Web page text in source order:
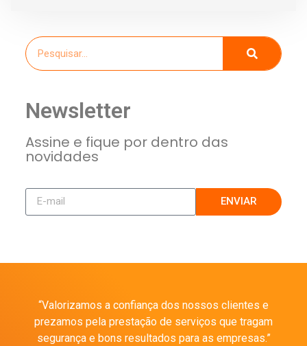
Newsletter
Assine e fique por dentro das
novidades
ENVIAR
“Valorizamos a confiança dos nossos clientes e
prezamos pela prestação de serviços que tragam
segurança e bons resultados para as empresas.”